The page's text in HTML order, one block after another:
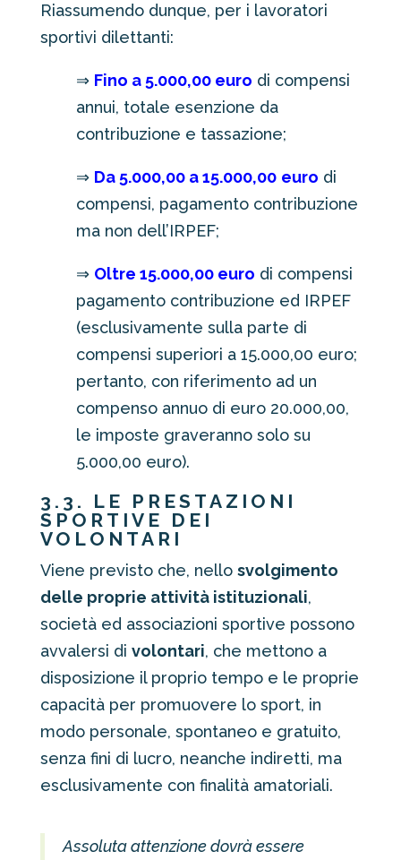
Riassumendo dunque, per i lavoratori
sportivi dilettanti:
⇒ Fino a 5.000,00 euro di compensi
annui, totale esenzione da
contribuzione e tassazione;
⇒ Da 5.000,00 a 15.000,00 euro di
compensi, pagamento contribuzione
ma non dell’IRPEF;
⇒ Oltre 15.000,00 euro di compensi
pagamento contribuzione ed IRPEF
(esclusivamente sulla parte di
compensi superiori a 15.000,00 euro;
pertanto, con riferimento ad un
compenso annuo di euro 20.000,00,
le imposte graveranno solo su
5.000,00 euro).
3.3. LE PRESTAZIONI
SPORTIVE DEI
VOLONTARI
Viene previsto che, nello svolgimento
delle proprie attività istituzionali,
società ed associazioni sportive possono
avvalersi di volontari, che mettono a
disposizione il proprio tempo e le proprie
capacità per promuovere lo sport, in
modo personale, spontaneo e gratuito,
senza fini di lucro, neanche indiretti, ma
esclusivamente con finalità amatoriali.
Assoluta attenzione dovrà essere